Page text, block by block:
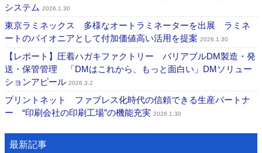
システム 2026.1.30
東京ラミネックス 多様なオートラミネーターを出展 ラミネ
ートのパイオニアとして付加価値高い活用を提案 2026.1.30
【レポート】圧着ハガキファクトリー バリアブルDM製造・発
送・保管管理 「DMはこれから、もっと面白い」DMソリュー
ションアピール 2026.3.2
プリントネット ファブレス化時代の信頼できる生産パートナ
ー “印刷会社の印刷工場”の機能充実 2026.1.30
最新記事